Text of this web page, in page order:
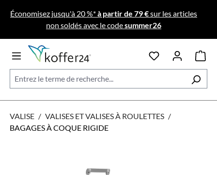
Passer au contenu principal
Économisez jusqu'à 20 %*à partir de 79 €sur les articles
non soldés avec le codesummer26
VALISE / VALISES ET VALISES À ROULETTES /
BAGAGES À COQUE RIGIDE